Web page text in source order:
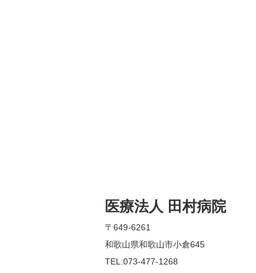
医療法人 田村病院
〒649-6261
和歌山県和歌山市小倉645
TEL:073-477-1268